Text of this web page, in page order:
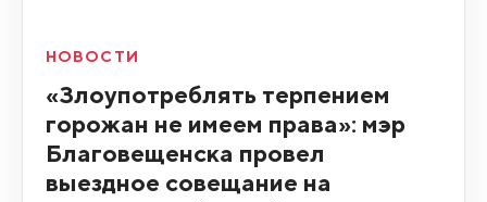
НОВОСТИ
«Злоупотреблять терпением
горожан не имеем права»: мэр
Благовещенска провел
выездное совещание на